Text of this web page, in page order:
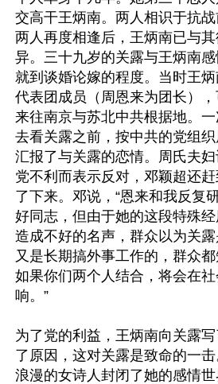
交高干王炳南。两人相识于抗
两人再度相逢后，王炳南已与
异。三十九岁的关露与王炳南
就到谈婚论嫁的程度。当时王
代表团成员（周恩来为团长）
来往南京与苏北中共根据地。
去看关露之前，按中共的党组
汇报了与关露的恋情。周氏夫
党不利而表示反对，邓颖超还
了下来。邓说，“恩来和我反复
好同志，但由于她的这段特殊
造成不好的名声，群众以为关
又是长期搞外事工作的，群众都
如果你们两个人结合，将会在
响。”
为了党的利益，王炳南向关露
了原因，这对关露是致命的一
浪漫的女诗人封闭了她的感情